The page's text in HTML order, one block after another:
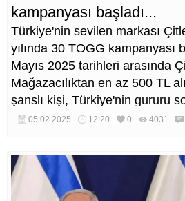
kampanyası başladı...
Türkiye'nin sevilen markası
yılında 30 TOGG kampanyası
Mayıs 2025 tarihleri arasında
Mağazacılıktan en az 500 TL
şanslı kişi, Türkiye'nin gururu
sahibi olma fırsatı yakalayacak.
05.02.2025 12:20 0 4031